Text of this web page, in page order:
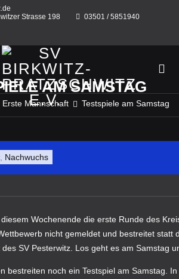
Strasse 198
03501 / 5851940
AM SAMSTAG
Erste Mannschaft Testspiele am Samstag
Nachwuchs
Wochenende die erste Runde des
nicht gemeldet und bestreitet statt
SV Pesterwitz. Los geht es am Samstag
bestreiten noch ein Testspiel am Samstag.